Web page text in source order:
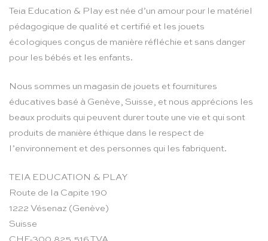
Teia Education & Play est née d’un amour pour le matériel
pédagogique de qualité et certifié et les jouets
écologiques conçus de manière réfléchie et sans danger
pour les bébés et les enfants.
Nous sommes un magasin de jouets et fournitures
éducatives basé à Genève, Suisse, et nous apprécions les
beaux produits qui peuvent durer toute une vie et qui sont
produits de manière éthique dans le respect de
l’environnement et des personnes qui les fabriquent.
TEIA EDUCATION & PLAY
Route de la Capite 190
1222 Vésenaz (Genève)
Suisse